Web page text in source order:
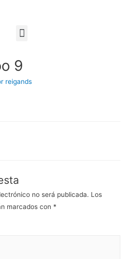
9
reigands
no será publicada. Los
marcados con *